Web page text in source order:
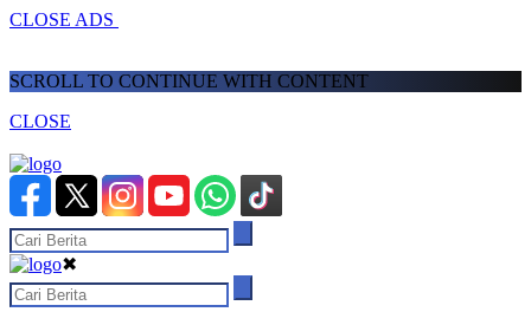
CLOSE ADS
SCROLL TO CONTINUE WITH CONTENT
CLOSE
✖